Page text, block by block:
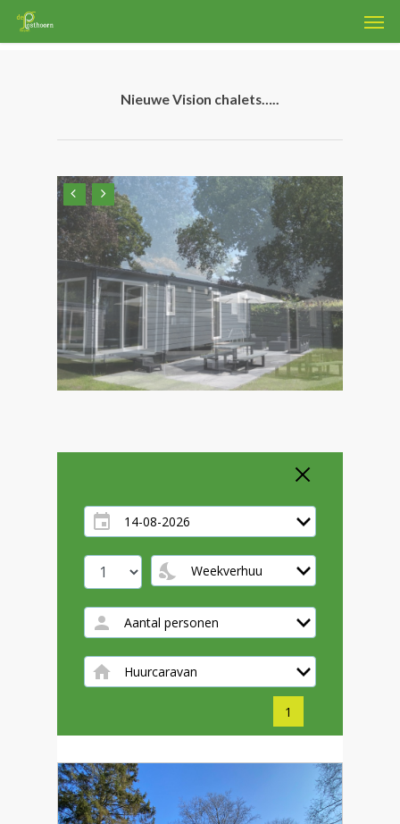
Skip
main
Nieuwe Vision chalets…..